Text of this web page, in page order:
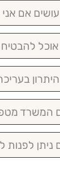
אם אני
אוכל
המשרד
ניתן לפנות